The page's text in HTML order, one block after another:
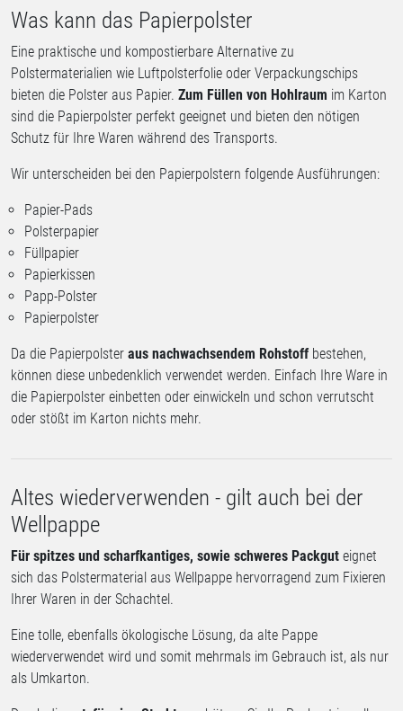
Was kann das Papierpolster
Eine praktische und kompostierbare Alternative zu
Polstermaterialien wie Luftpolsterfolie oder Verpackungschips
bieten die Polster aus Papier. Zum Füllen von Hohlraum im Karton
sind die Papierpolster perfekt geeignet und bieten den nötigen
Schutz für Ihre Waren während des Transports.
Wir unterscheiden bei den Papierpolstern folgende Ausführungen:
Papier-Pads
Polsterpapier
Füllpapier
Papierkissen
Papp-Polster
Papierpolster
Da die Papierpolster aus nachwachsendem Rohstoff bestehen,
können diese unbedenklich verwendet werden. Einfach Ihre Ware in
die Papierpolster einbetten oder einwickeln und schon verrutscht
oder stößt im Karton nichts mehr.
Altes wiederverwenden - gilt auch bei der
Wellpappe
Für spitzes und scharfkantiges, sowie schweres Packgut eignet
sich das Polstermaterial aus Wellpappe hervorragend zum Fixieren
Ihrer Waren in der Schachtel.
Eine tolle, ebenfalls ökologische Lösung, da alte Pappe
wiederverwendet wird und somit mehrmals im Gebrauch ist, als nur
als Umkarton.